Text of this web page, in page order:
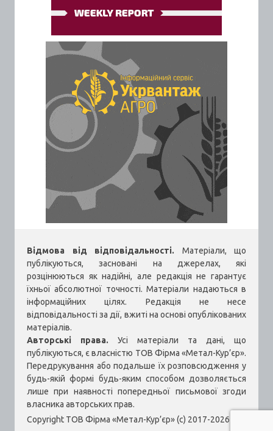
Відмова від відповідальності. Матеріали, що
публікуються, засновані на джерелах, які
розцінюються як надійні, але редакція не гарантує
їхньої абсолютної точності. Матеріали надаються в
інформаційних цілях. Редакція не несе
відповідальності за дії, вжиті на основі опублікованих
матеріалів.
Авторські права. Усі матеріали та дані, що
публікуються, є власністю ТОВ Фірма «Метал-Кур’єр».
Передрукування або подальше їх розповсюдження у
будь-якій формі будь-яким способом дозволяється
лише при наявності попередньої письмової згоди
власника авторських прав.
Copyright ТОВ Фірма «Метал-Кур’єр» (c) 2017-2026